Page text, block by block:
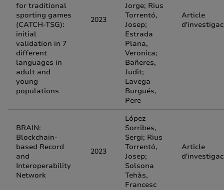
for traditional
sporting games
(CATCH-TSG):
initial
validation in 7
different
languages in
adult and
young
populations
2023
Jorge; Rius
Torrentó,
Josep;
Estrada
Plana,
Veronica;
Bañeres,
Judit;
Lavega
Burgués,
Pere
Article
BRAIN:
Blockchain-
based Record
and
Interoperability
Network
2023
López
Sorribes,
Sergi; Rius
Torrentó,
Josep;
Solsona
Tehàs,
Francesc
Article